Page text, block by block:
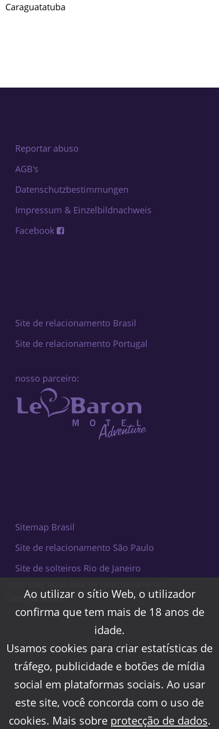
Ao utilizar o sítio Web, o utilizador
confirma que tem mais de 18 anos de
idade.
Usamos cookies para criar estatísticas de
tráfego, publicidade e botões de mídia
social em plataformas sociais. Ao usar
este site, você concorda com o uso de
cookies. Mais sobre protecção de dados.
Caraguatatuba
Reportar abuso
AGB's
Datenschutzbestimmungen
Impressum & Einzelbildnachweis
Facebook
Site de relacionamento Brasil
Site de relacionamento Portugal
nosso parceiro:
Sitemap Brasil
Site de relacionamento São Paulo
Site de solteiros Rio de Janeiro
Caraguatatuba